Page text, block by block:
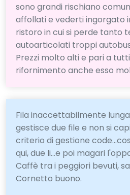
sono grandi rischiano
affollati e vederti ingorgato
ristoro in cui si perde tanto
autoarticolati troppi
Prezzi molto alti e pari a
rifornimento anche esso
Fila inaccettabilmente
gestisce due file e non si
criterio di gestione
qui, due li...e poi magari
Caffè tra i peggiori bevuti,
Cornetto buono.